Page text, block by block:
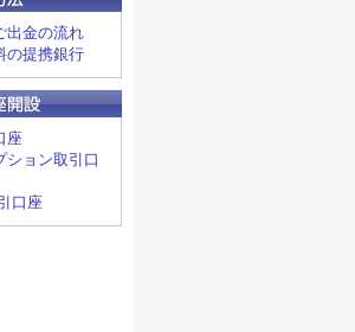
出金の流れ
の提携銀行
座
ション取引口
口座